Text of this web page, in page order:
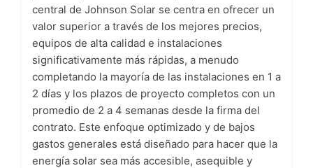
central de Johnson Solar se centra en ofrecer un
valor superior a través de los mejores precios,
equipos de alta calidad e instalaciones
significativamente más rápidas, a menudo
completando la mayoría de las instalaciones en 1 a
2 días y los plazos de proyecto completos con un
promedio de 2 a 4 semanas desde la firma del
contrato. Este enfoque optimizado y de bajos
gastos generales está diseñado para hacer que la
energía solar sea más accesible, asequible y